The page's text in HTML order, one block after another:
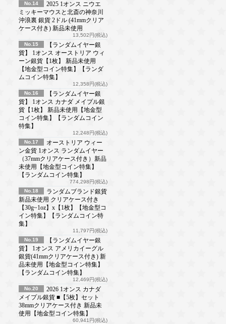
No.14
2025 1オンス ニウエ
ミッキーマウスと北斎の神奈川
沖浪裏 銀貨 2ドル (41mmクリア
ケース付き) 新品未使用
13,502円(税込)
No.15
【ランダムイヤー銀
貨】 1オンス オーストリア ウィ
ーン銀貨【1枚】 新品未使用
【地金型コイン特集】【ランダ
ムコイン特集】
12,358円(税込)
No.16
【ランダムイヤー銀
貨】 1オンス カナダ メイプル銀
貨【1枚】 新品未使用【地金型
コイン特集】【ランダムコイン
特集】
12,248円(税込)
No.17
オーストリア ウィー
ン金貨 1オンス ランダムイヤー
（37mmクリアケース付き）新品
未使用【地金型コイン特集】
【ランダムコイン特集】
774,298円(税込)
No.18
ランダムブランド銀貨
新品未使用 クリアケース付き
【30g~1oz】x【1枚】【地金型コ
イン特集】【ランダムコイン特
集】
11,797円(税込)
No.19
【ランダムイヤー銀
貨】 1オンス アメリカイーグル
銀貨(41mmクリアケース付き) 新
品未使用【地金型コイン特集】
【ランダムコイン特集】
12,469円(税込)
No.20
2026 1オンス カナダ
メイプル銀貨 ■【5枚】セット
38mmクリアケース付き 新品未
使用【地金型コイン特集】
60,941円(税込)